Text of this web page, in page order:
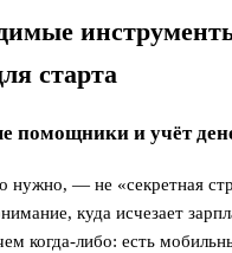
старта
помощники и учёт
нужно, — не «секретная
куда исчезает
когда‑либо: есть